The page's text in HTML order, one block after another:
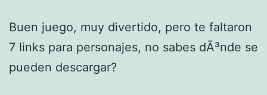
Buen juego, muy divertido, pero te faltaron
7 links para personajes, no sabes dÃ³nde se
pueden descargar?